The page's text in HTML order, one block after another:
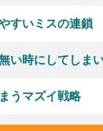
すいミスの連鎖
い時にしてしま
うマズイ戦略